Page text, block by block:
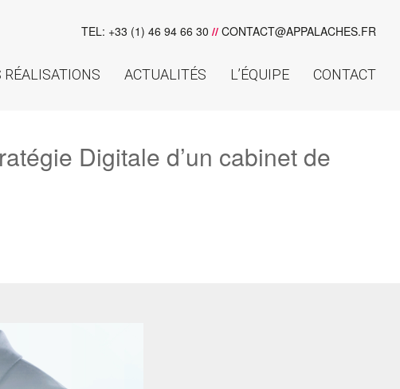
TEL: +33 (1) 46 94 66 30 // CONTACT@APPALACHES.FR
RÉALISATIONS ACTUALITÉS L’ÉQUIPE CONTACT
Digitale d’un cabinet de